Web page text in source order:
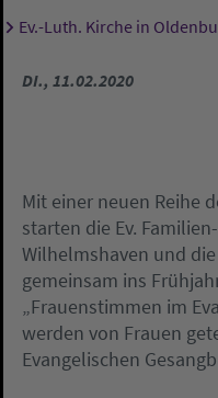
Sie sind hier:
Ev.-Luth. Kirche in
DI., 11.02.2020
Mit einer neuen Reihe
starten die Ev.
Wilhelmshaven und
gemeinsam ins
„Frauenstimmen im
werden von Frauen
Evangelischen